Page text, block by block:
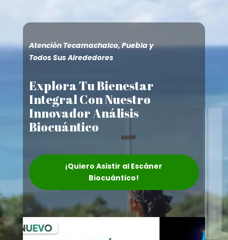
Atención Tecamachalco, Puebla y
Todos Sus Alrededores
Explora Tu Bienestar
Integral Con Nuestro
Innovador Análisis
Biocuántico
¡Quiero Asistir al Escáner
Biocuántico!